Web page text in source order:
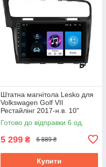
Штатна магнітола Lesko для
Volkswagen Golf VII
Рестайлінг 2017-н.в. 10"
1/16Gb Wi-Fi GPS Base
Готово до відправки 6 од.
5 299 ₴ 6 889 ₴
Купити